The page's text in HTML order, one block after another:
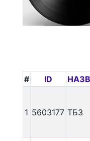
# ID
1 5603177 ТБЗ